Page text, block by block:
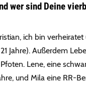
wer sind Deine
ich bin
Jahre). Außerdem
Lene, eine
und Mila eine RR-